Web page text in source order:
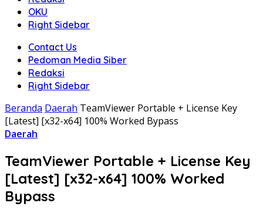
OKU
Right Sidebar
Contact Us
Pedoman Media Siber
Redaksi
Right Sidebar
Beranda Daerah TeamViewer Portable + License Key
[Latest] [x32-x64] 100% Worked Bypass
Daerah
TeamViewer Portable + License Key
[Latest] [x32-x64] 100% Worked
Bypass